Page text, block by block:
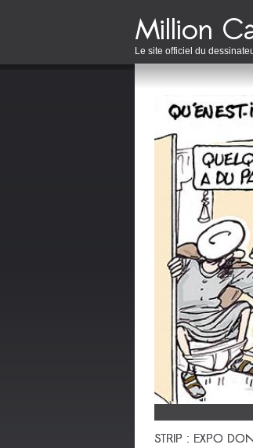
Le site officiel du
STRIP : EXPO